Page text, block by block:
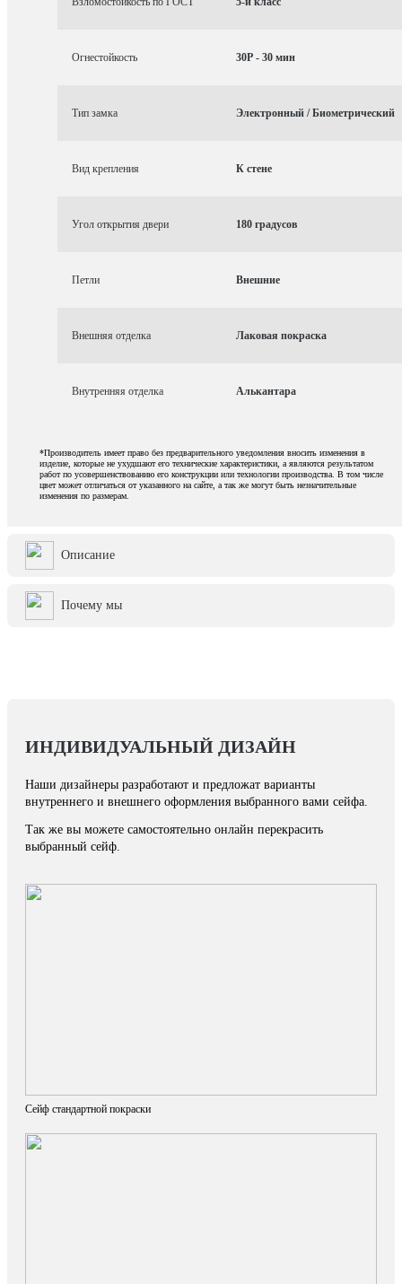
Огнестойкость 30P - 30 мин
Тип замка Электронный / Биометрический
Вид крепления К стене
Угол открытия двери 180 градусов
Петли Внешние
Внешняя отделка Лаковая покраска
Внутренняя отделка Алькантара
*Производитель имеет право без предварительного уведомления вносить изменения в
изделие, которые не ухудшают его технические характеристики, а являются результатом
работ по усовершенствованию его конструкции или технологии производства. В том числе
цвет может отличаться от указанного на сайте, а так же могут быть незначительные
изменения по размерам.
Описание
Почему мы
ИНДИВИДУАЛЬНЫЙ ДИЗАЙН
Наши дизайнеры разработают и предложат варианты
внутреннего и внешнего оформления выбранного вами сейфа.
Так же вы можете самостоятельно онлайн перекрасить
выбранный сейф.
Сейф стандартной покраски